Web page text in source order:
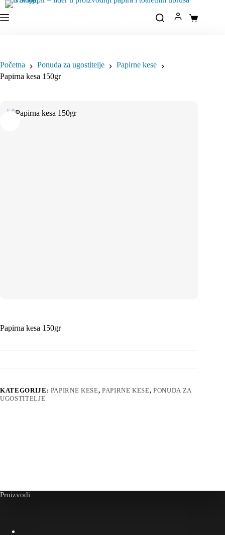
Idi
na
sadržaj
Korpa
Početna Ponuda za ugostitelje
Papirne kese
Papirna kesa 150gr
Papirna kesa 150gr
KATEGORIJE: PAPIRNE KESE, PAPIRNE KESE,PONUDA ZA
UGOSTITELJE
Proizvodi